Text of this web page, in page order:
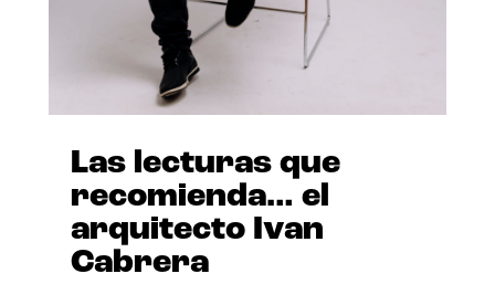
Las lecturas que
recomienda… el
arquitecto Ivan
Cabrera